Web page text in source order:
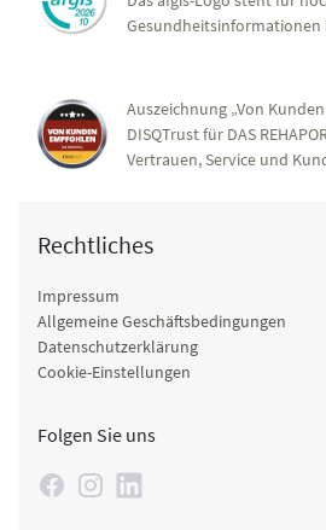
Auszeichnung „Von
DISQTrust für DAS
Vertrauen, Service und
Rechtliches
Impressum
Allgemeine Geschäftsbedingungen
Datenschutzerklärung
Cookie-Einstellungen
Folgen Sie uns